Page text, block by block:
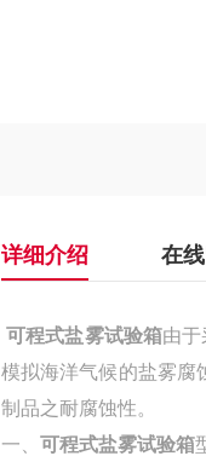
详细介绍 在
可程式盐雾试验箱由
模拟海洋气候的盐雾腐
制品之耐腐蚀性。
一、 可程式盐雾试验箱